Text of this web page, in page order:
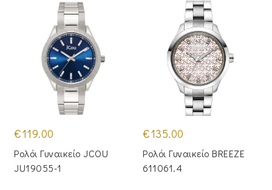
€119.00
Ρολόι Γυναικείο JCOU
JU19055-1
€135.00
Ρολόι Γυναικείο BREEZE
611061.4